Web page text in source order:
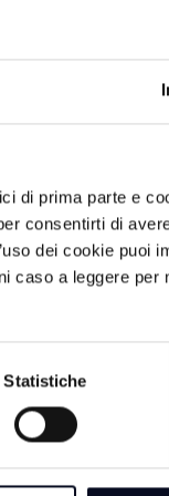
di prima parte e
consentirti di
dei cookie puoi
caso a leggere per
Statistiche
secondaria
attivato la
dispositivo
tramite Gps.
per le prime
tecnici hanno
dell'uomo,
Carabinieri
2026
|